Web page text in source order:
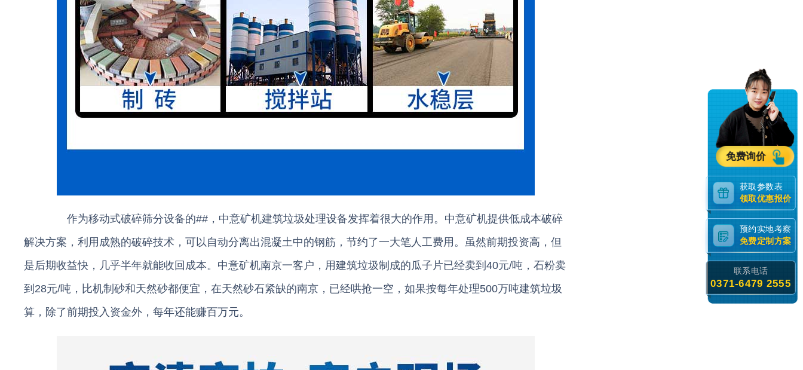
作为移动式破碎筛分设备的##，中意矿机建筑垃圾处理设备发挥着很大的作用。中意矿机提供低成本破碎
解决方案，利用成熟的破碎技术，可以自动分离出混凝土中的钢筋，节约了一大笔人工费用。虽然前期投资高，但
是后期收益快，几乎半年就能收回成本。中意矿机南京一客户，用建筑垃圾制成的瓜子片已经卖到40元/吨，石粉卖
到28元/吨，比机制砂和天然砂都便宜，在天然砂石紧缺的南京，已经哄抢一空，如果按每年处理500万吨建筑垃圾
算，除了前期投入资金外，每年还能赚百万元。
免费询价
获取参数表
领取优惠报价
预约实地考察
免费定制方案
联系电话
0371-6479 2555